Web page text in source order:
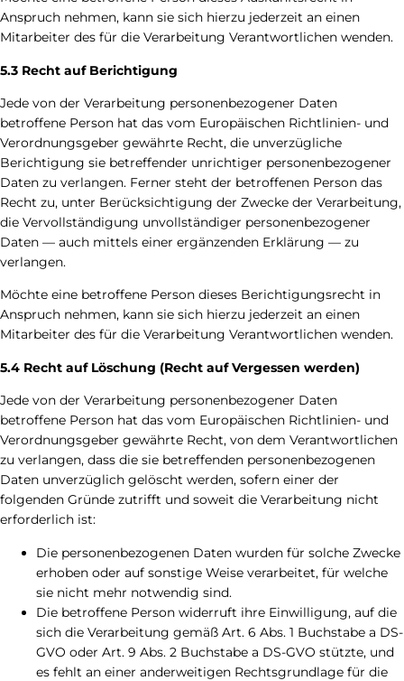
Anspruch nehmen, kann sie sich hierzu jederzeit an einen
Mitarbeiter des für die Verarbeitung Verantwortlichen wenden.
5.3 Recht auf Berichtigung
Jede von der Verarbeitung personenbezogener Daten
betroffene Person hat das vom Europäischen Richtlinien- und
Verordnungsgeber gewährte Recht, die unverzügliche
Berichtigung sie betreffender unrichtiger personenbezogener
Daten zu verlangen. Ferner steht der betroffenen Person das
Recht zu, unter Berücksichtigung der Zwecke der Verarbeitung,
die Vervollständigung unvollständiger personenbezogener
Daten — auch mittels einer ergänzenden Erklärung — zu
verlangen.
Möchte eine betroffene Person dieses Berichtigungsrecht in
Anspruch nehmen, kann sie sich hierzu jederzeit an einen
Mitarbeiter des für die Verarbeitung Verantwortlichen wenden.
5.4 Recht auf Löschung (Recht auf Vergessen werden)
Jede von der Verarbeitung personenbezogener Daten
betroffene Person hat das vom Europäischen Richtlinien- und
Verordnungsgeber gewährte Recht, von dem Verantwortlichen
zu verlangen, dass die sie betreffenden personenbezogenen
Daten unverzüglich gelöscht werden, sofern einer der
folgenden Gründe zutrifft und soweit die Verarbeitung nicht
erforderlich ist:
Die personenbezogenen Daten wurden für solche Zwecke
erhoben oder auf sonstige Weise verarbeitet, für welche
sie nicht mehr notwendig sind.
Die betroffene Person widerruft ihre Einwilligung, auf die
sich die Verarbeitung gemäß Art. 6 Abs. 1 Buchstabe a DS-
GVO oder Art. 9 Abs. 2 Buchstabe a DS-GVO stützte, und
es fehlt an einer anderweitigen Rechtsgrundlage für die